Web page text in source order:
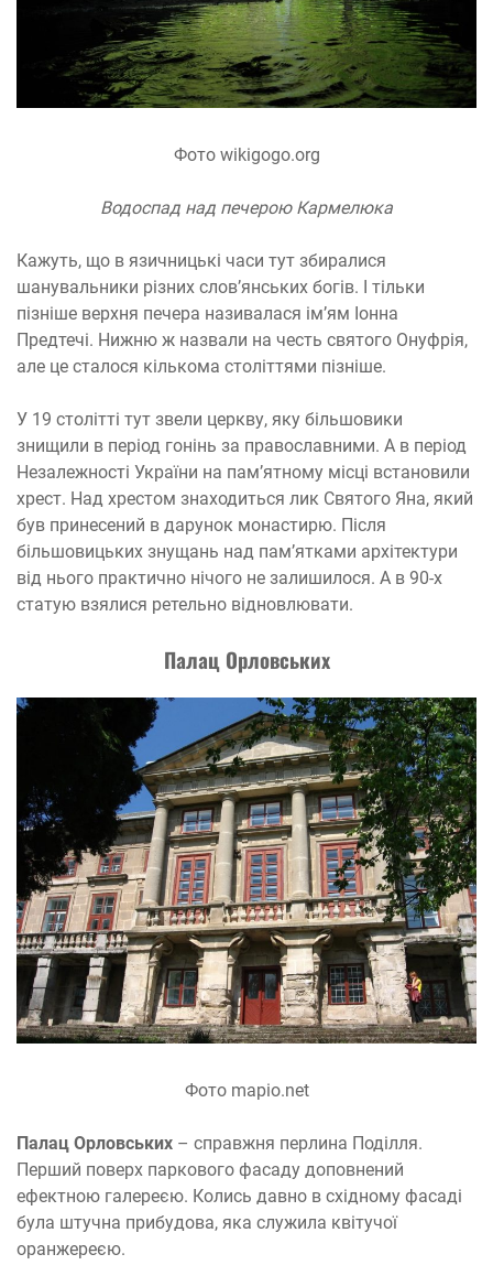
Фото wikigogo.org
Водоспад над печерою Кармелюка
Кажуть, що в язичницькі часи тут збиралися
шанувальники різних слов’янських богів. І тільки
пізніше верхня печера називалася ім’ям Іонна
Предтечі. Нижню ж назвали на честь святого Онуфрія,
але це сталося кількома століттями пізніше.
У 19 столітті тут звели церкву, яку більшовики
знищили в період гонінь за православними. А в період
Незалежності України на пам’ятному місці встановили
хрест. Над хрестом знаходиться лик Святого Яна, який
був принесений в дарунок монастирю. Після
більшовицьких знущань над пам’ятками архітектури
від нього практично нічого не залишилося. А в 90-х
статую взялися ретельно відновлювати.
Палац Орловських
Фото mapio.net
Палац Орловських – справжня перлина Поділля.
Перший поверх паркового фасаду доповнений
ефектною галереєю. Колись давно в східному фасаді
була штучна прибудова, яка служила квітучої
оранжереєю.